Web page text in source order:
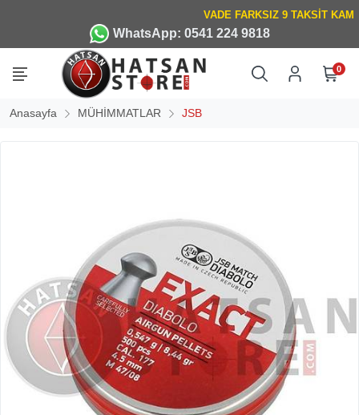
WhatsApp: 0541 224 9818
0
Anasayfa MÜHİMMATLAR JSB